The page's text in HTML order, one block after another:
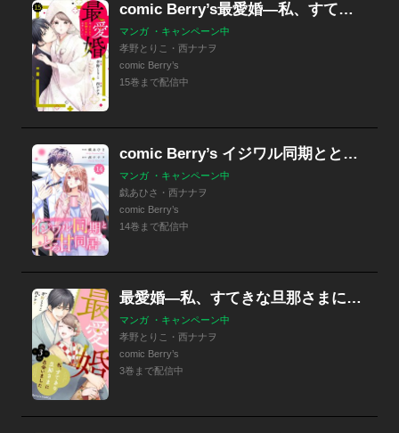
comic Berry’s最愛婚―私、すてきな旦那さまに出会いました―
マンガ ・キャンペーン中
孝野とりこ・西ナナヲ
comic Berry’s
15巻まで配信中
comic Berry’s イジワル同期ととろ甘同居（分冊版）
マンガ ・キャンペーン中
戯あひさ・西ナナヲ
comic Berry’s
14巻まで配信中
最愛婚―私、すてきな旦那さまに出会いました―
マンガ ・キャンペーン中
孝野とりこ・西ナナヲ
comic Berry’s
3巻まで配信中